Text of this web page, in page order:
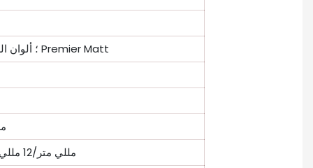
ألوان عادية مع تأثيرات Premier Matt أو High Gloss؛ ألوان الطلاء مع النقش الخشبي في Premier Matt
1220
9 مللي متر/12 مللي متر/15 مللي متر/18 مللي متر/22 مللي متر/25 مللي متر/30 مللي متر